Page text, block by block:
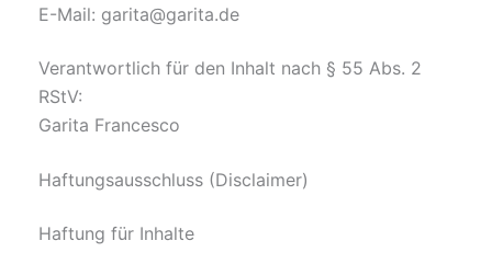
E-Mail: garita@garita.de
Verantwortlich für den Inhalt nach § 55 Abs. 2
RStV:
Garita Francesco
Haftungsausschluss (Disclaimer)
Haftung für Inhalte